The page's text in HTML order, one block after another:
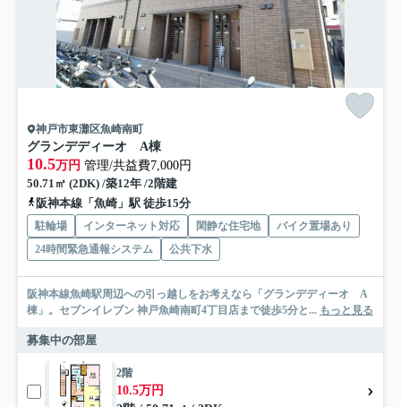
神戸市東灘区魚崎南町
グランデディーオ A棟
10.5万円 管理/共益費7,000円
50.71㎡ (2DK) /築12年 /2階建
阪神本線「魚崎」駅 徒歩15分
駐輪場 インターネット対応 閑静な住宅地
バイク置場あり
24時間緊急通報システム
公共下水
阪神本線魚崎駅周辺への引っ越しをお考えなら「グランデディーオ A
棟」。セブンイレブン 神戸魚崎南町4丁目店まで徒歩5分と... もっと見る
募集中の部屋
2階
10.5万円